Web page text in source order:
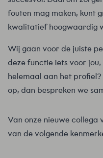
fouten mag maken, kunt
kwalitatief hoogwaardig
Wij gaan voor de juiste
deze functie iets voor
helemaal aan het
op, dan bespreken we
Van onze nieuwe collega
van de volgende